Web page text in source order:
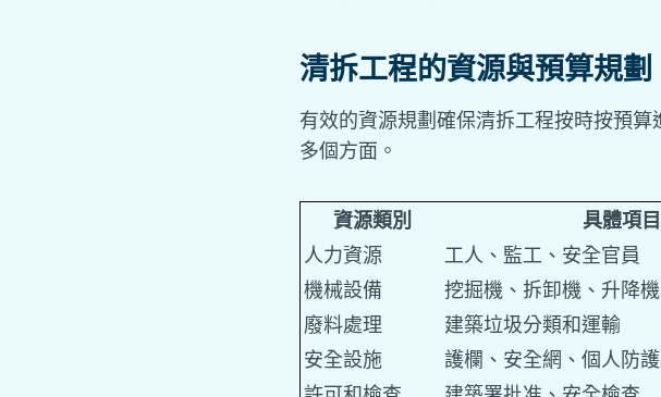
清拆工程的資源與預算規劃
有效的資源規劃確保清拆工程按時按預
多個方面。
資源類別 具體項目
人力資源
工人、監工、安全官員
機械設備
挖掘機、拆卸機、升降機
廢料處理
建築垃圾分類和運輸
安全設施
護欄、安全網、個人防